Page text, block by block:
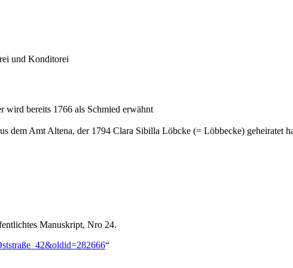
und Konditorei
wird bereits 1766 als Schmied erwähnt
dem Amt Altena, der 1794 Clara Sibilla Löbcke (= Löbbecke) geheiratet
Manuskript, Nro 24.
“